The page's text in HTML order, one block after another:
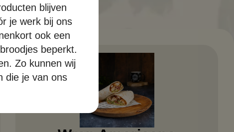
blijven
je werk bij ons
ook een
beperkt.
Zo kunnen wij
die je van ons